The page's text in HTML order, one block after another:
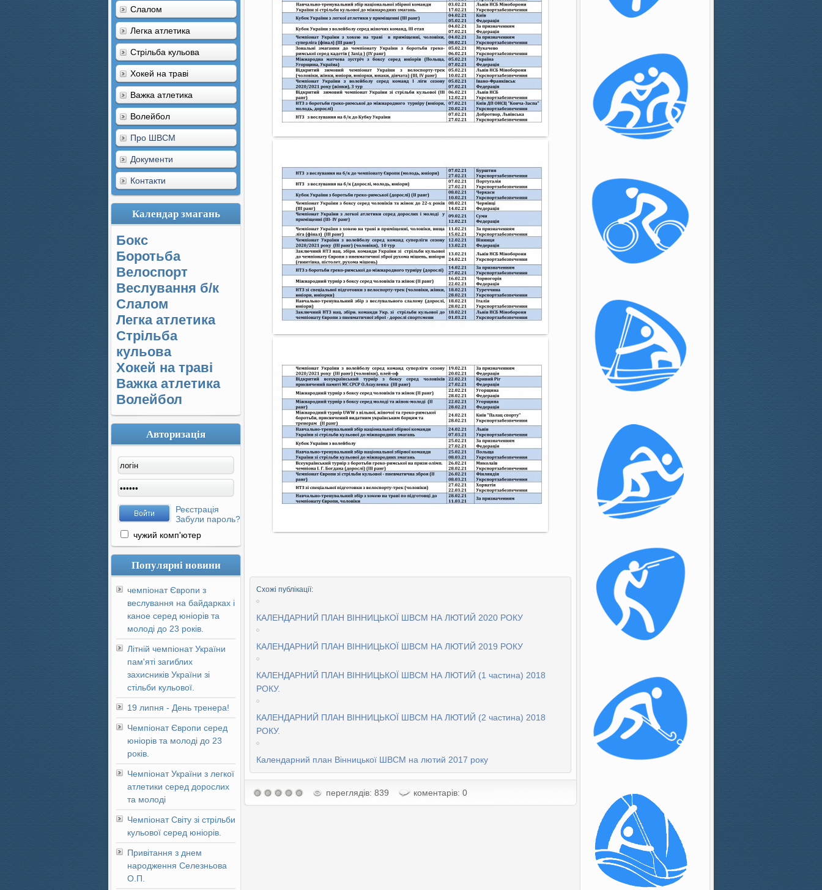
Cлалом
Легка атлетика
Стрільба кульова
Хокей на траві
Важка атлетика
Волейбол
Про ШВСМ
Документи
Контакти
Календар змагань
Бокс
Боротьба
Велоспорт
Веслування б/к
Cлалом
Легка атлетика
Стрільба
кульова
Хокей на траві
Важка атлетика
Волейбол
Авторизація
Реєстрація
Забули пароль?
чужий комп'ютер
Популярні новини
чемпіонат Європи з
веслування на байдарках і
каное серед юніорів та
молоді до 23 років.
Літній чемпіонат України
пам'яті загиблих
захисників України зі
стільби кульової.
19 липня - День тренера!
Чемпіонат Європи серед
юніорів та молоді до 23
років.
Чемпіонат України з легкої
атлетики серед дорослих
та молоді
Чемпіонат Світу зі стрільби
кульової серед юніорів.
Привітання з днем
народження Селезньова
О.П.
Схожі публікації:
КАЛЕНДАРНИЙ ПЛАН ВІННИЦЬКОЇ ШВСМ НА ЛЮТИЙ 2020 РОКУ
КАЛЕНДАРНИЙ ПЛАН ВІННИЦЬКОЇ ШВСМ НА ЛЮТИЙ 2019 РОКУ
КАЛЕНДАРНИЙ ПЛАН ВІННИЦЬКОЇ ШВСМ НА ЛЮТИЙ (1 частина) 2018
РОКУ.
КАЛЕНДАРНИЙ ПЛАН ВІННИЦЬКОЇ ШВСМ НА ЛЮТИЙ (2 частина) 2018
РОКУ.
Календарний план Вінницької ШВСМ на лютий 2017 року
переглядів: 839 коментарів: 0